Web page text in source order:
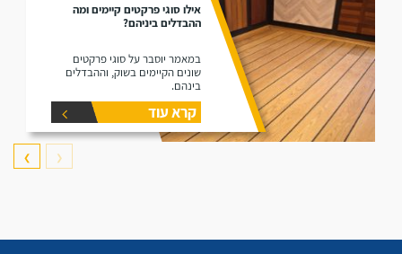
אילו סוגי פרקטים קיימים ומה
ההבדלים ביניהם?
במאמר יוסבר על סוגי פרקטים
שונים הקיימים בשוק, וההבדלים
בינהם.
קרא עוד
❮
❯